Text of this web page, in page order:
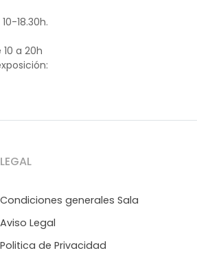
18.30h.
a 20h
LEGAL
Condiciones generales Sala
Aviso Legal
Politica de Privacidad